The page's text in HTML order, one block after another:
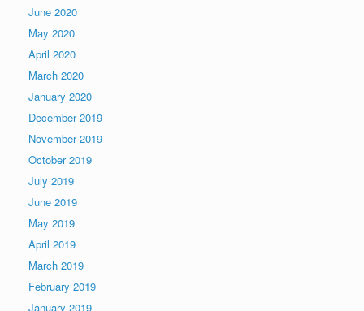
June 2020
May 2020
April 2020
March 2020
January 2020
December 2019
November 2019
October 2019
July 2019
June 2019
May 2019
April 2019
March 2019
February 2019
January 2019